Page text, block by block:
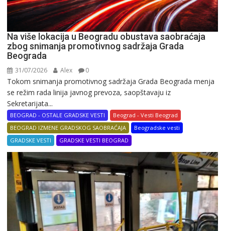
Na više lokacija u Beogradu obustava saobraćaja
zbog snimanja promotivnog sadržaja Grada
Beograda
31/07/2026 Alex 0
Tokom snimanja promotivnog sadržaja Grada Beograda menja
se režim rada linija javnog prevoza, saopštavaju iz
Sekretarijata...
BEOGRAD - OSTALE GRADSKE VESTI
Beograd - Vesti Beograd
BEOGRAD IZMENE GRADSKOG SAOBRAĆAJA
Beogradske vesti
GRADSKE VESTI
GRADSKE VESTI BEOGRAD